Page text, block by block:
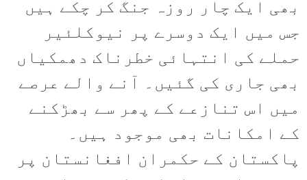
بھی ایک چار روزہ جنگ کر چکے ہیں
جس میں ایک دوسرے پر نیوکلئیر
حملے کی انتہائی خطرناک دھمکیاں
بھی جاری کی گئیں۔ آنے والے عرصے
میں اس تنازعے کے پھر سے بھڑکنے
کے امکانات بھی موجود ہیں۔
پاکستان کے حکمران افغانستان پر